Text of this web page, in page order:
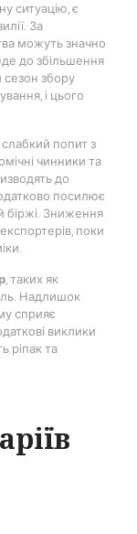
ситуацію, є
За
можуть значно
до збільшення
сезон збору
і цього
попит з
чинники та
до
посилює
біржі. Зниження
поки
, таких як
Надлишок
сприяє
виклики
ріпак та